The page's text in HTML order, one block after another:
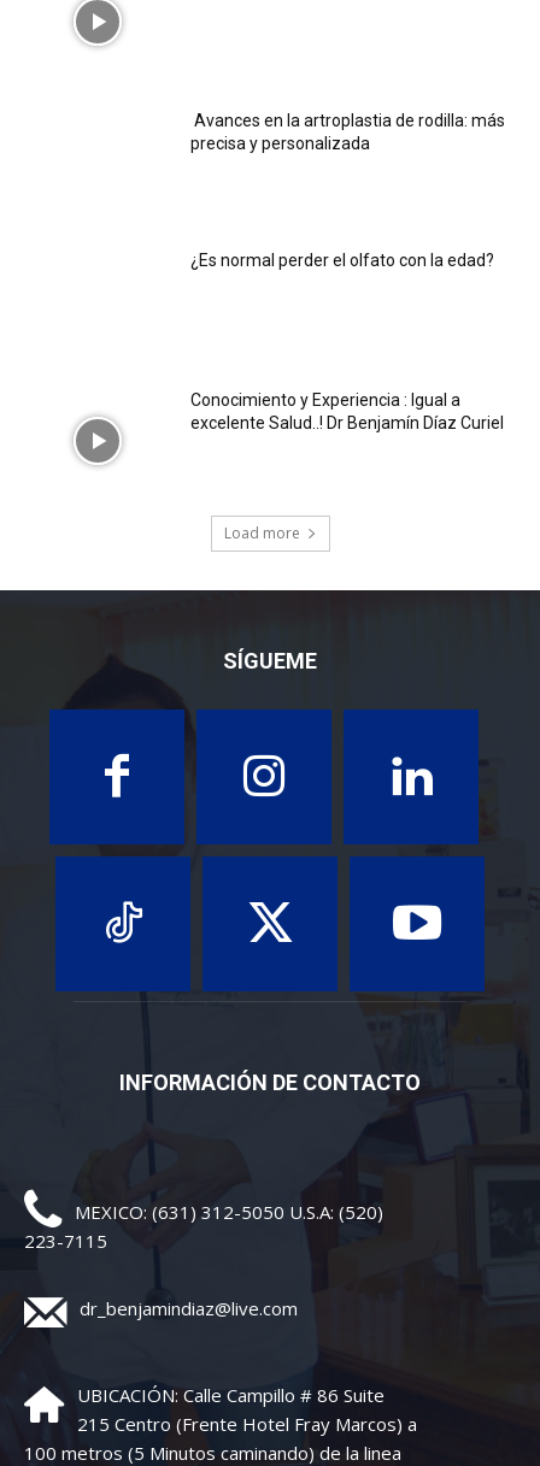
Avances en la artroplastia de rodilla: más
precisa y personalizada
¿Es normal perder el olfato con la edad?
Conocimiento y Experiencia : Igual a
excelente Salud..! Dr Benjamín Díaz Curiel
Load more
SÍGUEME
INFORMACIÓN DE CONTACTO
MEXICO: (631) 312-5050 U.S.A: (520)
223-7115
dr_benjamindiaz@live.com
UBICACIÓN: Calle Campillo # 86 Suite
215 Centro (Frente Hotel Fray Marcos) a
100 metros (5 Minutos caminando) de la linea